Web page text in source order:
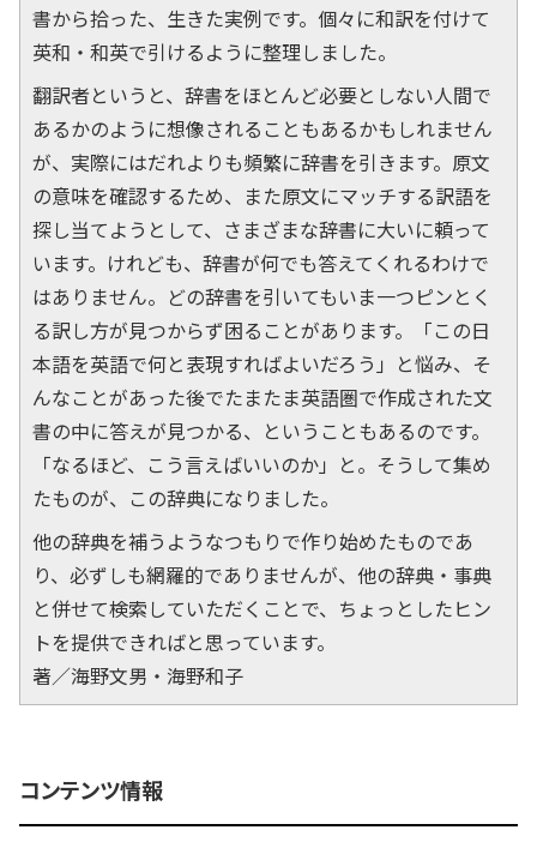
書から拾った、生きた実例です。個々に和訳を付けて
英和・和英で引けるように整理しました。
翻訳者というと、辞書をほとんど必要としない人間で
あるかのように想像されることもあるかもしれません
が、実際にはだれよりも頻繁に辞書を引きます。原文
の意味を確認するため、また原文にマッチする訳語を
探し当てようとして、さまざまな辞書に大いに頼って
います。けれども、辞書が何でも答えてくれるわけで
はありません。どの辞書を引いてもいま一つピンとく
る訳し方が見つからず困ることがあります。「この日
本語を英語で何と表現すればよいだろう」と悩み、そ
んなことがあった後でたまたま英語圏で作成された文
書の中に答えが見つかる、ということもあるのです。
「なるほど、こう言えばいいのか」と。そうして集め
たものが、この辞典になりました。
他の辞典を補うようなつもりで作り始めたものであ
り、必ずしも網羅的でありませんが、他の辞典・事典
と併せて検索していただくことで、ちょっとしたヒン
トを提供できればと思っています。
著／海野文男・海野和子
コンテンツ情報